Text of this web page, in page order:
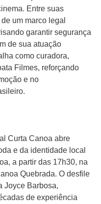
Entre suas
um marco legal
garantir segurança
de sua atuação
como curadora,
Filmes, reforçando
e no
Curta Canoa abre
e da identidade local
a partir das 17h30, na
Quebrada. O desfile
Joyce Barbosa,
de experiência